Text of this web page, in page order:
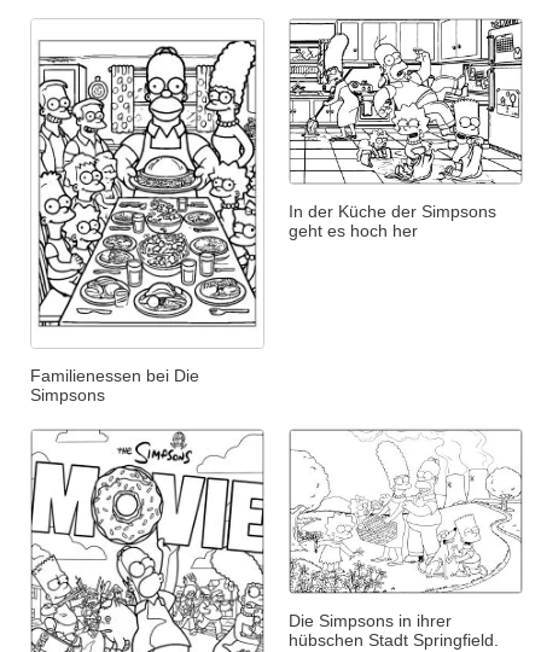
Familienessen bei Die
Simpsons
In der Küche der Simpsons
geht es hoch her
Die Simpsons in ihrer
hübschen Stadt Springfield.